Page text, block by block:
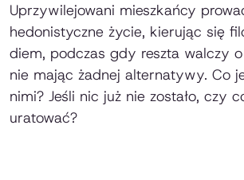
Uprzywilejowani mieszkańcy
hedonistyczne życie, kierując się
diem, podczas gdy reszta walczy
nie mając żadnej alternatywy. Co
nimi? Jeśli nic już nie zostało, czy
uratować?